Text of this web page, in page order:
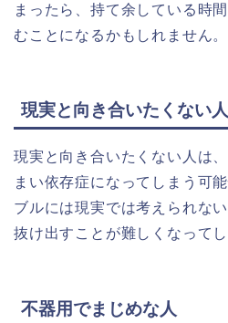
まったら、持て余している時
むことになるかもしれません。
現実と向き合いたくない人
現実と向き合いたくない人は
まい依存症になってしまう可
ブルには現実では考えられな
抜け出すことが難しくなってし
不器用でまじめな人